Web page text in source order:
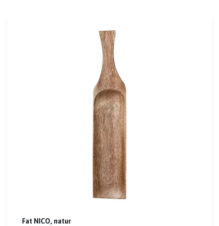
Fat NICO, natur